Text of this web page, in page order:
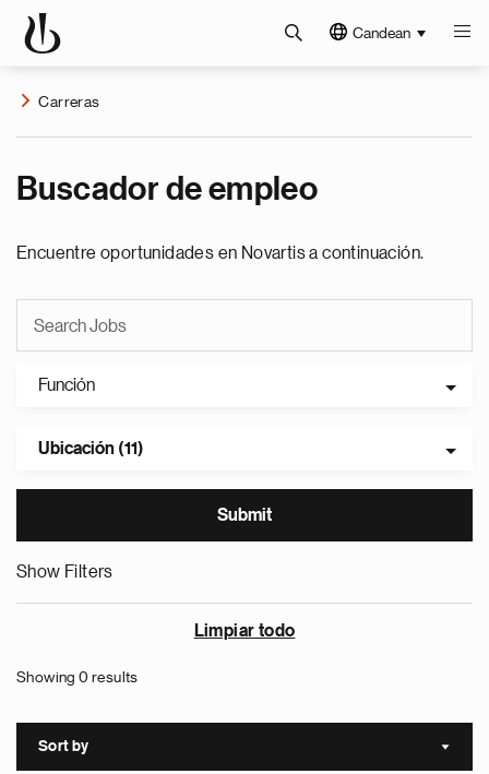
Candean
Carreras
Buscador de empleo
Encuentre oportunidades en Novartis a continuación.
Función
Ubicación (11)
Show Filters
Limpiar todo
Showing 0 results
Sort by Sort